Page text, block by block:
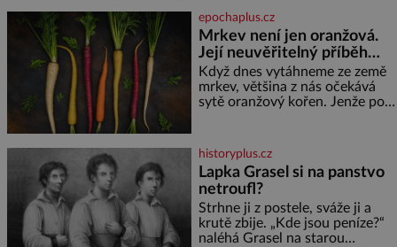
vznikl hladký
se o nenáročného klidného
ptáčka, který většinu dne jen
posedává. Hodně času tráví na
zemi, kde sbírá zbytky semínek
Jeho domovinou je prakticky
celá Austrálie s výjimkou
pobřežní oblasti.
epochaplus.cz
Mrkev není jen oranžová.
Její neuvěřitelný příběh
začíná fialovou barvou
Když dnes vytáhneme ze země
mrkev, většina z nás očekává
sytě oranžový kořen. Jenže po
oranžová. Je fialová, žlutá, bílá,
někdy dokonce téměř černá. Až
díky stovkám let pečlivého
šlechtění se z ní stává zelenina,
bez které si českou zahradu ani
nedokážeme představit. Její
příběh je
historyplus.cz
Lapka Grasel si na panstvo
netroufl?
Strhne ji z postele, sváže ji a
krutě zbije. „Kde jsou peníze?“
naléhá Grasel na starou